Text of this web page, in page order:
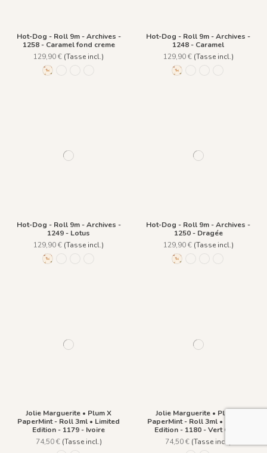
Hot-Dog - Roll 9m - Archives -
1258 - Caramel fond creme
129,90 € (Tasse incl.)
1258 - Caramel fond creme
Hot-Dog - Roll 9m - Archives -
1248 - Caramel
129,90 €(Tasse incl.)
1258 - Caramel fond creme
Hot-Dog - Roll 9m - Archives -
1249 - Lotus
129,90 € (Tasse incl.)
1258 - Caramel fond creme
Hot-Dog - Roll 9m - Archives -
1250 - Dragée
129,90 €(Tasse incl.)
1258 - Caramel fond creme
Jolie Marguerite • Plum X
PaperMint - Roll 3ml • Limited
Edition - 1179 - Ivoire
74,50 €(Tasse incl.)
Jolie Marguerite • Plum X
PaperMint - Roll 3ml • Limited
Edition - 1180 - Vert Olive
74,50 € (Tasse incl.)